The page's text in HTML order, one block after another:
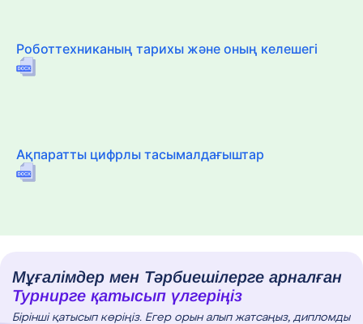
Роботтехниканың тарихы және оның келешегі
Ақпаратты цифрлы тасымалдағыштар
Мұғалімдер мен Тәрбиешілерге арналған
Турнирге қатысып үлгеріңіз
Бірінші қатысып көріңіз. Егер орын алып жатсаңыз, дипломды